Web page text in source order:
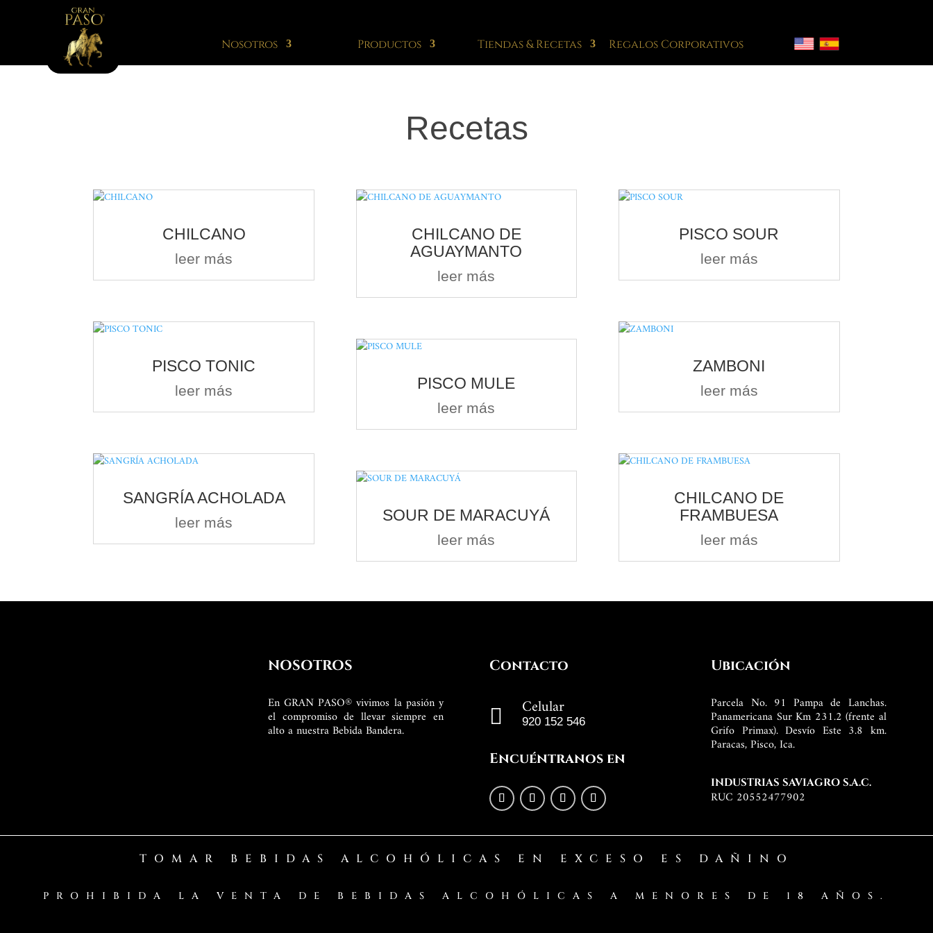
Nosotros Productos Tiendas & Recetas Regalos Corporativos
Recetas
CHILCANO
leer más
PISCO TONIC
leer más
SANGRÍA ACHOLADA
leer más
CHILCANO DE
AGUAYMANTO
leer más
PISCO MULE
leer más
SOUR DE MARACUYÁ
leer más
PISCO SOUR
leer más
ZAMBONI
leer más
CHILCANO DE
FRAMBUESA
leer más
NOSOTROS
En GRAN PASO® vivimos la pasión y
el compromiso de llevar siempre en
alto a nuestra Bebida Bandera.
Contacto
 Celular
920 152 546
Encuéntranos en
Ubicación
Parcela No. 91 Pampa de Lanchas.
Panamericana Sur Km 231.2 (frente al
Grifo Primax). Desvío Este 3.8 km.
Paracas, Pisco, Ica.
INDUSTRIAS SAVIAGRO S.A.C.
RUC 20552477902
TOMAR BEBIDAS ALCOHÓLICAS EN EXCESO ES DAÑINO
PROHIBIDA LA VENTA DE BEBIDAS ALCOHÓLICAS A MENORES DE 18 AÑOS.